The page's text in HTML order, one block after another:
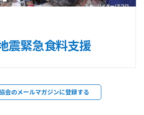
震緊急食料支援
会のメールマガジンに登録する